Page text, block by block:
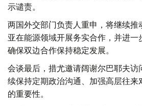
示谴责。
两国外交部门负责人重申，将继续推
亚在能源领域开展务实合作，并进一
确保双边合作保持稳定发展。
会谈最后，措尤邀请阔谢尔巴耶夫访
续保持定期政治沟通、加强高层往来
的重要性。